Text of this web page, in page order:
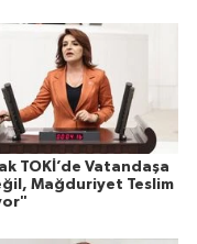
TOKİ’de Vatandaşa
Mağduriyet Teslim